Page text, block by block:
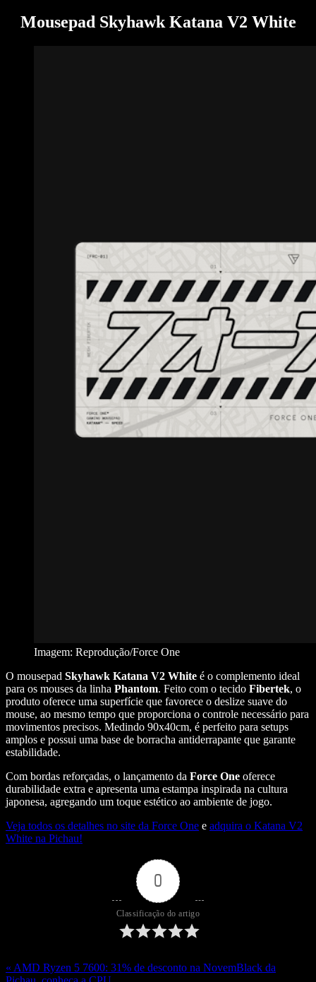
Mousepad Skyhawk Katana V2 White
Imagem: Reprodução/Force One
O mousepad Skyhawk Katana V2 White é o complemento ideal
para os mouses da linha Phantom. Feito com o tecido Fibertek, o
produto oferece uma superfície que favorece o deslize suave do
mouse, ao mesmo tempo que proporciona o controle necessário para
movimentos precisos. Medindo 90x40cm, é perfeito para setups
amplos e possui uma base de borracha antiderrapante que garante
estabilidade.
Com bordas reforçadas, o lançamento da Force One oferece
durabilidade extra e apresenta uma estampa inspirada na cultura
japonesa, agregando um toque estético ao ambiente de jogo​.
Veja todos os detalhes no site da Force One e adquira o Katana V2
White na Pichau!
0
Classificação do artigo
« AMD Ryzen 5 7600: 31% de desconto na NovemBlack da